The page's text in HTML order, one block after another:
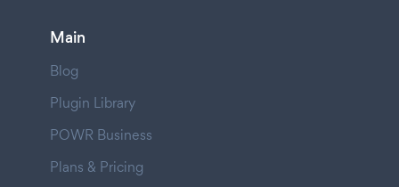
Main
Blog
Plugin Library
POWR Business
Plans & Pricing